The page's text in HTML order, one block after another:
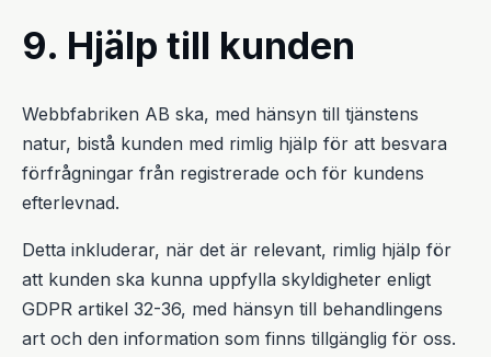
9. Hjälp till kunden
Webbfabriken AB ska, med hänsyn till tjänstens
natur, bistå kunden med rimlig hjälp för att besvara
förfrågningar från registrerade och för kundens
efterlevnad.
Detta inkluderar, när det är relevant, rimlig hjälp för
att kunden ska kunna uppfylla skyldigheter enligt
GDPR artikel 32-36, med hänsyn till behandlingens
art och den information som finns tillgänglig för oss.